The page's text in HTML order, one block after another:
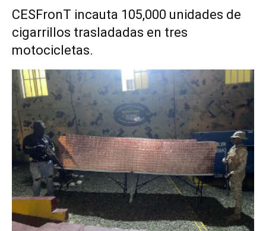
CESFronT incauta 105,000 unidades de
cigarrillos trasladadas en tres
motocicletas.